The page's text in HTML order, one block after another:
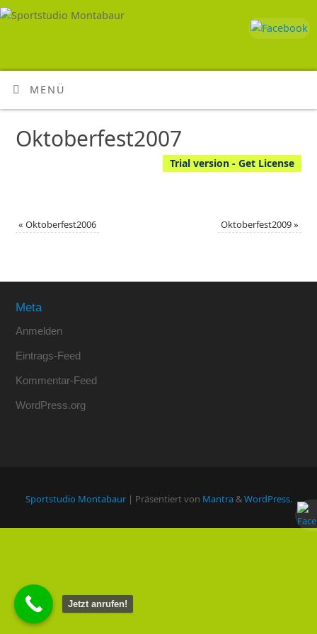
MENÜ
Oktoberfest2007
Trial version - Get License
« Oktoberfest2006 Oktoberfest2009»
Meta
Anmelden
Eintrags-Feed
Kommentar-Feed
WordPress.org
Sportstudio Montabaur| Präsentiert von Mantra&WordPress.
Jetzt anrufen!